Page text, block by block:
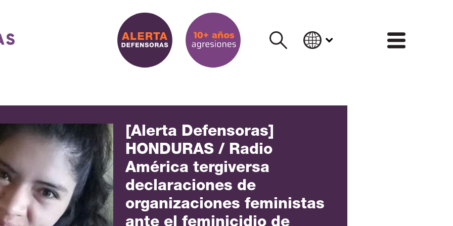
[Alerta Defensoras]
HONDURAS / Radio
América tergiversa
declaraciones de
organizaciones feministas